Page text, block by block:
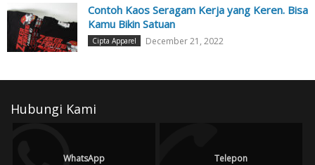
Contoh Kaos Seragam Kerja yang Keren. Bisa
Kamu Bikin Satuan
Cipta Apparel December 21, 2022
Hubungi Kami
WhatsApp Telepon